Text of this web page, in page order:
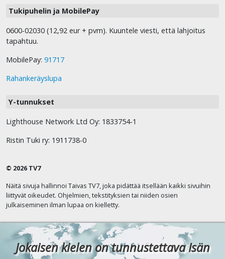
Tukipuhelin ja MobilePay
0600-02030 (12,92 eur + pvm). Kuuntele viesti, että lahjoitus
tapahtuu.
MobilePay: 91717
Rahankeräyslupa
Y-tunnukset
Lighthouse Network Ltd Oy: 1833754-1
Ristin Tuki ry: 1911738-0
© 2026 TV7
Näitä sivuja hallinnoi Taivas TV7, joka pidättää itsellään kaikki sivuihin
liittyvät oikeudet. Ohjelmien, tekstityksien tai niiden osien
julkaiseminen ilman lupaa on kielletty.
Jokaisen kielen on tunnustettava Isän